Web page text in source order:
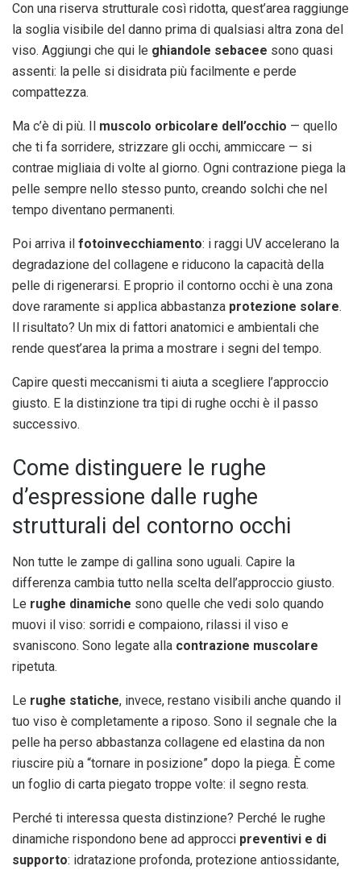
Con una riserva strutturale così ridotta, quest’area raggiunge
la soglia visibile del danno prima di qualsiasi altra zona del
viso. Aggiungi che qui le ghiandole sebacee sono quasi
assenti: la pelle si disidrata più facilmente e perde
compattezza.
Ma c’è di più. Il muscolo orbicolare dell’occhio — quello
che ti fa sorridere, strizzare gli occhi, ammiccare — si
contrae migliaia di volte al giorno. Ogni contrazione piega la
pelle sempre nello stesso punto, creando solchi che nel
tempo diventano permanenti.
Poi arriva il fotoinvecchiamento: i raggi UV accelerano la
degradazione del collagene e riducono la capacità della
pelle di rigenerarsi. E proprio il contorno occhi è una zona
dove raramente si applica abbastanza protezione solare.
Il risultato? Un mix di fattori anatomici e ambientali che
rende quest’area la prima a mostrare i segni del tempo.
Capire questi meccanismi ti aiuta a scegliere l’approccio
giusto. E la distinzione tra tipi di rughe occhi è il passo
successivo.
Come distinguere le rughe
d’espressione dalle rughe
strutturali del contorno occhi
Non tutte le zampe di gallina sono uguali. Capire la
differenza cambia tutto nella scelta dell’approccio giusto.
Le rughe dinamiche sono quelle che vedi solo quando
muovi il viso: sorridi e compaiono, rilassi il viso e
svaniscono. Sono legate alla contrazione muscolare
ripetuta.
Le rughe statiche, invece, restano visibili anche quando il
tuo viso è completamente a riposo. Sono il segnale che la
pelle ha perso abbastanza collagene ed elastina da non
riuscire più a “tornare in posizione” dopo la piega. È come
un foglio di carta piegato troppe volte: il segno resta.
Perché ti interessa questa distinzione? Perché le rughe
dinamiche rispondono bene ad approcci preventivi e di
supporto: idratazione profonda, protezione antiossidante,